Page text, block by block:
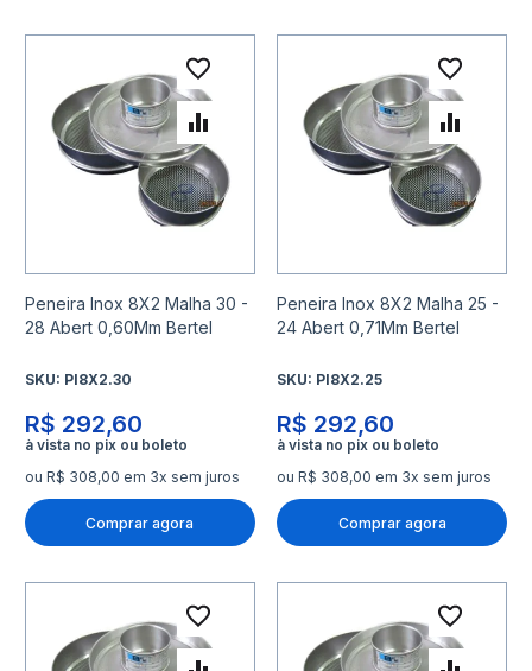
Peneira Inox 8X2 Malha 30 -
28 Abert 0,60Mm Bertel
SKU: PI8X2.30
R$ 292,60
ou R$ 308,00 em 3x sem juros
Comprar agora
Adicionar à lista de
Adicionar para Comparar
Peneira Inox 8X2 Malha 25 -
24 Abert 0,71Mm Bertel
SKU: PI8X2.25
R$ 292,60
ou R$ 308,00 em 3x sem juros
Comprar agora
Adicionar à lista de